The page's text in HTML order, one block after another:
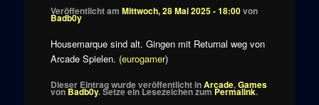
Veröffentlicht am Mittwoch, 28 Mai 2025 - 18:00von
Badb0y
Housemarque sind alt. Gingen mit Returnal weg von
Arcade Spielen. (eurogamer)
Dieser Eintrag wurde veröffentlicht inArcade,Games
vonBadb0y. Setze ein Lesezeichen zumPermalink.